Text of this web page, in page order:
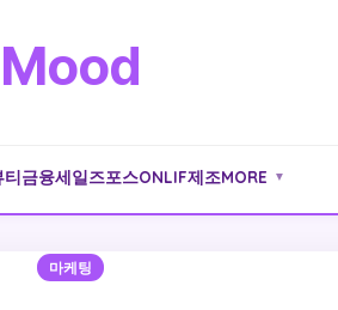
Mood
티금융세일즈포스ONLIF제조MORE ▼
마케팅